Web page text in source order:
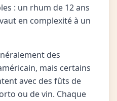
: un rhum de 12 ans
en complexité à un
des
mais certains
avec des fûts de
ou de vin. Chaque